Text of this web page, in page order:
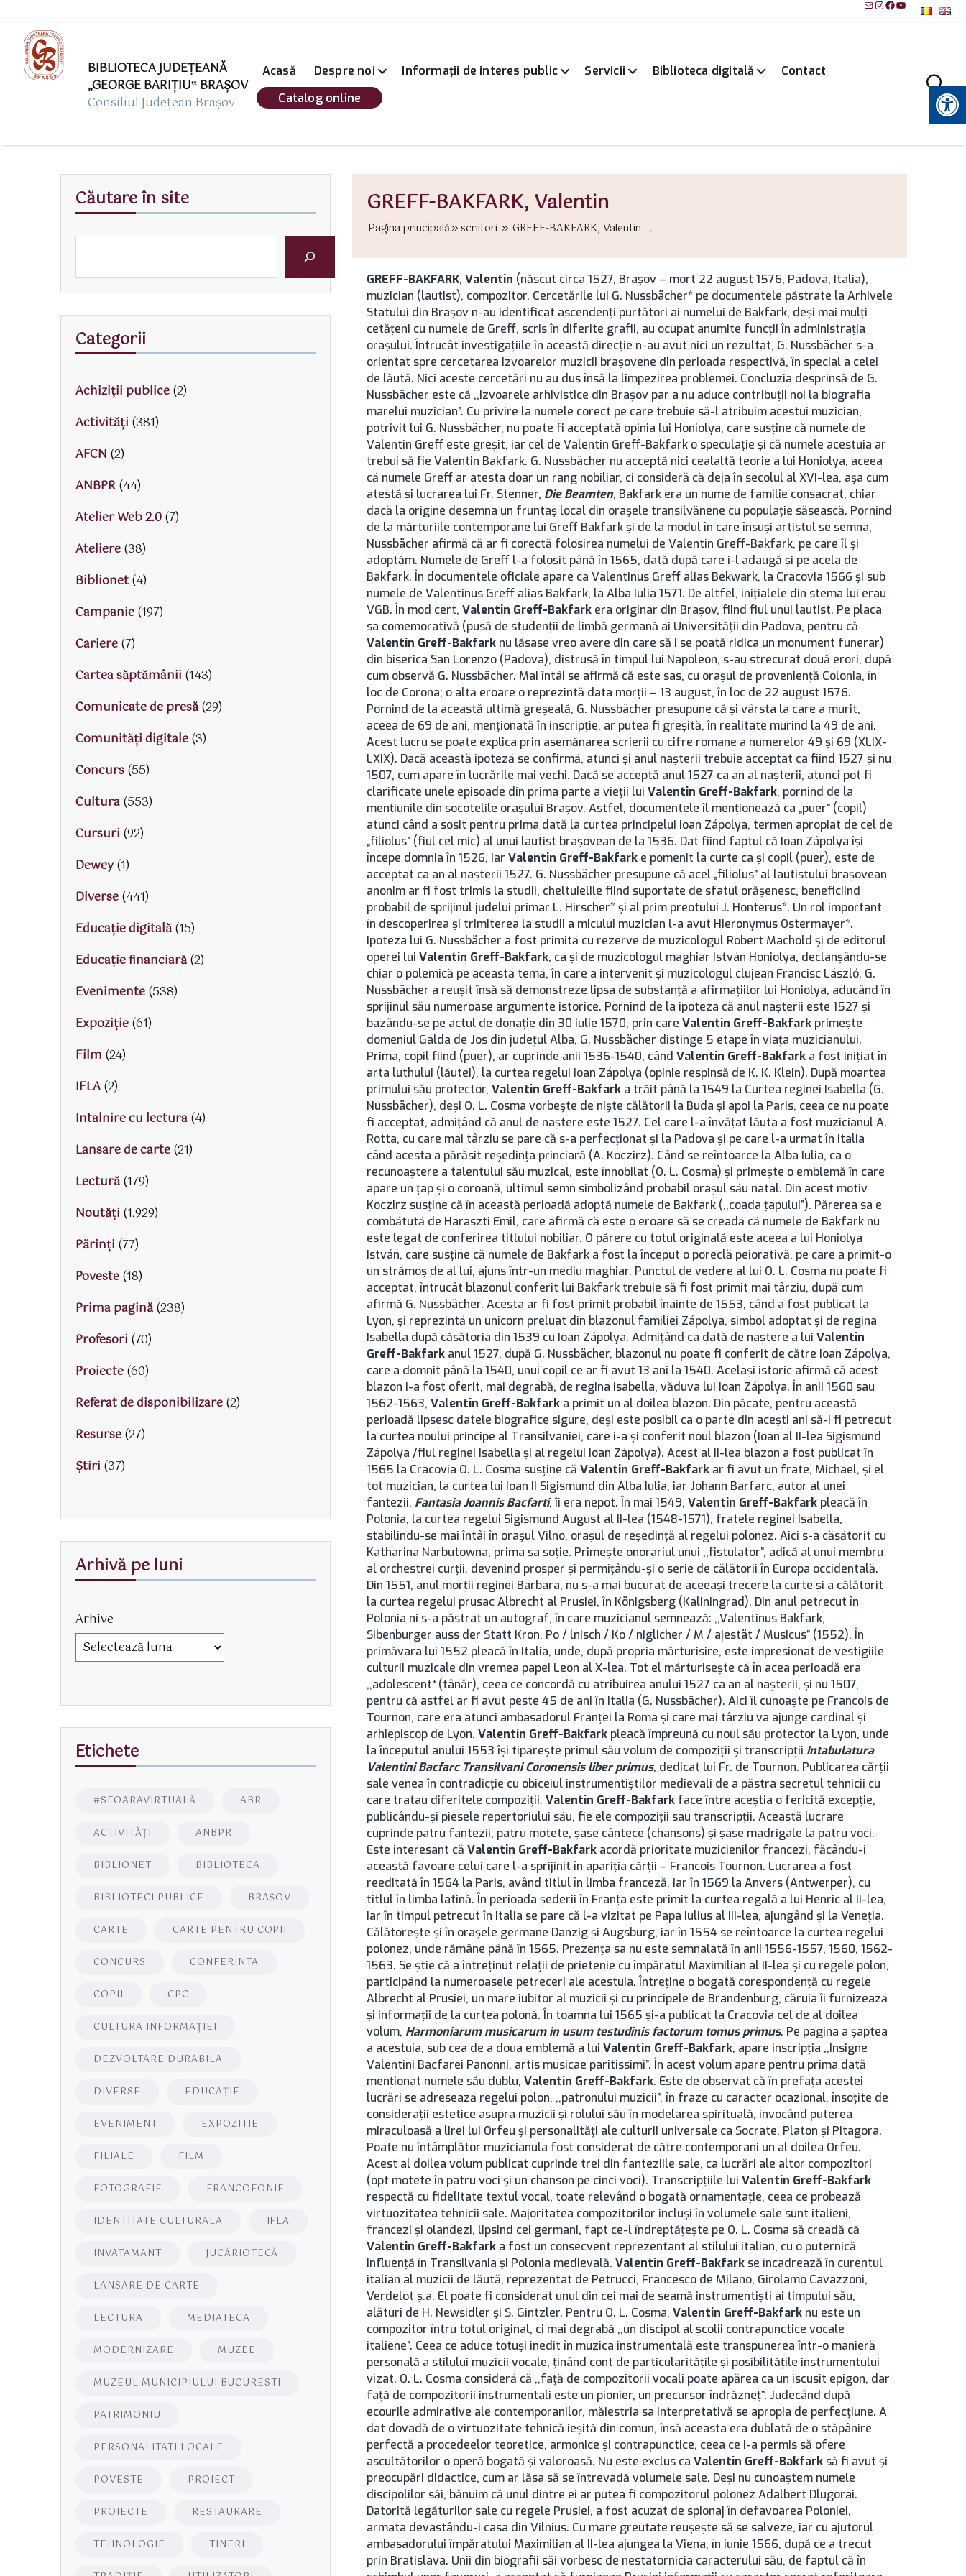
MailInstagram
Facebook
YouTube
BIBLIOTECA JUDEȚEANĂ
„GEORGE BARIŢIU‟ BRAŞOV
Consiliul Județean Brașov
Acasă Despre noi Informații de interes public Servicii Biblioteca digitală
Contact
Catalog online
Instrumente pentru accesibilitate
GREFF-BAKFARK, Valentin
Pagina principală scriitori GREFF-BAKFARK, Valentin ...
GREFF-BAKFARK, Valentin (născut circa 1527, Brașov – mort 22 august 1576, Padova, Italia),
muzician (lautist), compozitor. Cercetările lui G. Nussbächer* pe documentele păstrate la Arhivele
Statului din Brașov n-au identificat ascendenţi purtători ai numelui de Bakfark, deşi mai mulţi
cetăţeni cu numele de Greff, scris în diferite grafii, au ocupat anumite funcţii în administraţia
oraşului. Întrucât investigaţiile în această direcţie n-au avut nici un rezultat, G. Nussbächer s-a
orientat spre cercetarea izvoarelor muzicii braşovene din perioada respectivă, în special a celei
de lăută. Nici aceste cercetări nu au dus însă la limpezirea problemei. Concluzia desprinsă de G.
Nussbächer este că ,,izvoarele arhivistice din Brașov par a nu aduce contribuţii noi la biografia
marelui muzician”. Cu privire la numele corect pe care trebuie să-l atribuim acestui muzician,
potrivit lui G. Nussbächer, nu poate fi acceptată opinia lui Honiolya, care susţine că numele de
Valentin Greff este greşit, iar cel de Valentin Greff-Bakfark o speculaţie şi că numele acestuia ar
trebui să fie Valentin Bakfark. G. Nussbächer nu acceptă nici cealaltă teorie a lui Honiolya, aceea
că numele Greff ar atesta doar un rang nobiliar, ci consideră că deja în secolul al XVI-lea, aşa cum
atestă şi lucrarea lui Fr. Stenner, Die Beamten, Bakfark era un nume de familie consacrat, chiar
dacă la origine desemna un fruntaş local din oraşele transilvănene cu populaţie săsească. Pornind
de la mărturiile contemporane lui Greff Bakfark şi de la modul în care însuşi artistul se semna,
Nussbächer afirmă că ar fi corectă folosirea numelui de Valentin Greff-Bakfark, pe care îl şi
adoptăm. Numele de Greff l-a folosit până în 1565, dată după care i-l adaugă şi pe acela de
Bakfark. În documentele oficiale apare ca Valentinus Greff alias Bekwark, la Cracovia 1566 şi sub
numele de Valentinus Greff alias Bakfark, la Alba Iulia 1571. De altfel, iniţialele din stema lui erau
VGB. În mod cert, Valentin Greff-Bakfark era originar din Brașov, fiind fiul unui lautist. Pe placa
sa comemorativă (pusă de studenţii de limbă germană ai Universității din Padova, pentru că
Valentin Greff-Bakfark nu lăsase vreo avere din care să i se poată ridica un monument funerar)
din biserica San Lorenzo (Padova), distrusă în timpul lui Napoleon, s-au strecurat două erori, după
cum observă G. Nussbächer. Mai întâi se afirmă că este sas, cu oraşul de provenienţă Colonia, în
loc de Corona; o altă eroare o reprezintă data morţii – 13 august, în loc de 22 august 1576.
Pornind de la această ultimă greşeală, G. Nussbächer presupune că şi vârsta la care a murit,
aceea de 69 de ani, menţionată în inscripţie, ar putea fi greşită, în realitate murind la 49 de ani.
Acest lucru se poate explica prin asemănarea scrierii cu cifre romane a numerelor 49 şi 69 (XLIX-
LXIX). Dacă această ipoteză se confirmă, atunci şi anul naşterii trebuie acceptat ca fiind 1527 şi nu
1507, cum apare în lucrările mai vechi. Dacă se acceptă anul 1527 ca an al naşterii, atunci pot fi
clarificate unele episoade din prima parte a vieţii lui Valentin Greff-Bakfark, pornind de la
menţiunile din socotelile oraşului Brașov. Astfel, documentele îl menţionează ca „puer” (copil)
atunci când a sosit pentru prima dată la curtea principelui Ioan Zápolya, termen apropiat de cel de
„filiolus” (fiul cel mic) al unui lautist braşovean de la 1536. Dat fiind faptul că Ioan Zápolya îşi
începe domnia în 1526, iar Valentin Greff-Bakfark e pomenit la curte ca şi copil (puer), este de
acceptat ca an al naşterii 1527. G. Nussbächer presupune că acel „filiolus” al lautistului braşovean
anonim ar fi fost trimis la studii, cheltuielile fiind suportate de sfatul orăşenesc, beneficiind
probabil de sprijinul judelui primar L. Hirscher* şi al prim preotului J. Honterus*. Un rol important
în descoperirea şi trimiterea la studii a micului muzician l-a avut Hieronymus Ostermayer*.
Ipoteza lui G. Nussbächer a fost primită cu rezerve de muzicologul Robert Machold şi de editorul
operei lui Valentin Greff-Bakfark, ca şi de muzicologul maghiar István Honiolya, declanşându-se
chiar o polemică pe această temă, în care a intervenit şi muzicologul clujean Francisc László. G.
Nussbächer a reuşit însă să demonstreze lipsa de substanţă a afirmaţiilor lui Honiolya, aducând în
sprijinul său numeroase argumente istorice. Pornind de la ipoteza că anul naşterii este 1527 şi
bazându-se pe actul de donaţie din 30 iulie 1570, prin care Valentin Greff-Bakfark primeşte
domeniul Galda de Jos din județul Alba, G. Nussbächer distinge 5 etape în viaţa muzicianului.
Prima, copil fiind (puer), ar cuprinde anii 1536-1540, când Valentin Greff-Bakfark a fost iniţiat în
arta luthului (lăutei), la curtea regelui Ioan Zápolya (opinie respinsă de K. K. Klein). După moartea
primului său protector, Valentin Greff-Bakfark a trăit până la 1549 la Curtea reginei Isabella (G.
Nussbächer), deşi O. L. Cosma vorbeşte de nişte călătorii la Buda şi apoi la Paris, ceea ce nu poate
fi acceptat, admiţând că anul de naştere este 1527. Cel care l-a învăţat lăuta a fost muzicianul A.
Rotta, cu care mai târziu se pare că s-a perfecţionat şi la Padova şi pe care l-a urmat în Italia
când acesta a părăsit reşedinţa princiară (A. Koczirz). Când se reîntoarce la Alba Iulia, ca o
recunoaştere a talentului său muzical, este înnobilat (O. L. Cosma) şi primeşte o emblemă în care
apare un ţap şi o coroană, ultimul semn simbolizând probabil oraşul său natal. Din acest motiv
Koczirz susţine că în această perioadă adoptă numele de Bakfark (,,coada ţapului”). Părerea sa e
combătută de Haraszti Emil, care afirmă că este o eroare să se creadă că numele de Bakfark nu
este legat de conferirea titlului nobiliar. O părere cu totul originală este aceea a lui Honiolya
István, care susţine că numele de Bakfark a fost la început o poreclă peiorativă, pe care a primit-o
un strămoş de al lui, ajuns într-un mediu maghiar. Punctul de vedere al lui O. L. Cosma nu poate fi
acceptat, întrucât blazonul conferit lui Bakfark trebuie să fi fost primit mai târziu, după cum
afirmă G. Nussbächer. Acesta ar fi fost primit probabil înainte de 1553, când a fost publicat la
Lyon, şi reprezintă un unicorn preluat din blazonul familiei Zápolya, simbol adoptat şi de regina
Isabella după căsătoria din 1539 cu Ioan Zápolya. Admiţând ca dată de naştere a lui Valentin
Greff-Bakfark anul 1527, după G. Nussbächer, blazonul nu poate fi conferit de către Ioan Zápolya,
care a domnit până la 1540, unui copil ce ar fi avut 13 ani la 1540. Acelaşi istoric afirmă că acest
blazon i-a fost oferit, mai degrabă, de regina Isabella, văduva lui Ioan Zápolya. În anii 1560 sau
1562-1563, Valentin Greff-Bakfark a primit un al doilea blazon. Din păcate, pentru această
perioadă lipsesc datele biografice sigure, deşi este posibil ca o parte din aceşti ani să-i fi petrecut
la curtea noului principe al Transilvaniei, care i-a şi conferit noul blazon (Ioan al II-lea Sigismund
Zápolya /fiul reginei Isabella şi al regelui Ioan Zápolya). Acest al II-lea blazon a fost publicat în
1565 la Cracovia O. L. Cosma susţine că Valentin Greff-Bakfark ar fi avut un frate, Michael, şi el
tot muzician, la curtea lui Ioan II Sigismund din Alba Iulia, iar Johann Barfarc, autor al unei
fantezii, Fantasia Joannis Bacfarti, îi era nepot. În mai 1549, Valentin Greff-Bakfark pleacă în
Polonia, la curtea regelui Sigismund August al II-lea (1548-1571), fratele reginei Isabella,
stabilindu-se mai întâi în oraşul Vilno, oraşul de reşedinţă al regelui polonez. Aici s-a căsătorit cu
Katharina Narbutowna, prima sa soţie. Primeşte onorariul unui ,,fistulator”, adică al unui membru
al orchestrei curţii, devenind prosper şi permiţându-şi o serie de călătorii în Europa occidentală.
Din 1551, anul morţii reginei Barbara, nu s-a mai bucurat de aceeaşi trecere la curte şi a călătorit
la curtea regelui prusac Albrecht al Prusiei, în Königsberg (Kaliningrad). Din anul petrecut în
Polonia ni s-a păstrat un autograf, în care muzicianul semnează: ,,Valentinus Bakfark,
Sibenburger auss der Statt Kron, Po / lnisch / Ko / niglicher / M / ajestät / Musicus” (1552). În
primăvara lui 1552 pleacă în Italia, unde, după propria mărturisire, este impresionat de vestigiile
culturii muzicale din vremea papei Leon al X-lea. Tot el mărturiseşte că în acea perioadă era
,,adolescent“ (tânăr), ceea ce concordă cu atribuirea anului 1527 ca an al naşterii, şi nu 1507,
pentru că astfel ar fi avut peste 45 de ani în Italia (G. Nussbächer). Aici îl cunoaşte pe Francois de
Tournon, care era atunci ambasadorul Franţei la Roma şi care mai târziu va ajunge cardinal şi
arhiepiscop de Lyon. Valentin Greff-Bakfark pleacă împreună cu noul său protector la Lyon, unde
la începutul anului 1553 îşi tipăreşte primul său volum de compoziţii şi transcripţii Intabulatura
Valentini Bacfarc Transilvani Coronensis liber primus, dedicat lui Fr. de Tournon. Publicarea cărţii
sale venea în contradicţie cu obiceiul instrumentiştilor medievali de a păstra secretul tehnicii cu
care tratau diferitele compoziţii. Valentin Greff-Bakfark face între aceştia o fericită excepţie,
publicându-şi piesele repertoriului său, fie ele compoziţii sau transcripţii. Această lucrare
cuprinde patru fantezii, patru motete, şase cântece (chansons) şi şase madrigale la patru voci.
Este interesant că Valentin Greff-Bakfark acordă prioritate muzicienilor francezi, făcându-i
această favoare celui care l-a sprijinit în apariţia cărţii – Francois Tournon. Lucrarea a fost
reeditată în 1564 la Paris, având titlul în limba franceză, iar în 1569 la Anvers (Antwerper), cu
titlul în limba latină. În perioada şederii în Franţa este primit la curtea regală a lui Henric al II-lea,
iar în timpul petrecut în Italia se pare că l-a vizitat pe Papa Iulius al III-lea, ajungând şi la Veneţia.
Călătoreşte şi în oraşele germane Danzig şi Augsburg, iar în 1554 se reîntoarce la curtea regelui
polonez, unde rămâne până în 1565. Prezenţa sa nu este semnalată în anii 1556-1557, 1560, 1562-
1563. Se ştie că a întreţinut relaţii de prietenie cu împăratul Maximilian al II-lea şi cu regele polon,
participând la numeroasele petreceri ale acestuia. Întreţine o bogată corespondenţă cu regele
Albrecht al Prusiei, un mare iubitor al muzicii şi cu principele de Brandenburg, căruia îi furnizează
şi informaţii de la curtea polonă. În toamna lui 1565 şi-a publicat la Cracovia cel de al doilea
volum, Harmoniarum musicarum in usum testudinis factorum tomus primus. Pe pagina a şaptea
a acestuia, sub cea de a doua emblemă a lui Valentin Greff-Bakfark, apare inscripţia ,,Insigne
Valentini Bacfarei Panonni, artis musicae paritissimi”. În acest volum apare pentru prima dată
menţionat numele său dublu, Valentin Greff-Bakfark. Este de observat că în prefaţa acestei
lucrări se adresează regelui polon, ,,patronului muzicii”, în fraze cu caracter ocazional, însoţite de
consideraţii estetice asupra muzicii şi rolului său în modelarea spirituală, invocând puterea
miraculoasă a lirei lui Orfeu şi personalităţi ale culturii universale ca Socrate, Platon şi Pitagora.
Poate nu întâmplător muzicianula fost considerat de către contemporani un al doilea Orfeu.
Acest al doilea volum publicat cuprinde trei din fanteziile sale, ca lucrări ale altor compozitori
(opt motete în patru voci şi un chanson pe cinci voci). Transcripţiile lui Valentin Greff-Bakfark
respectă cu fidelitate textul vocal, toate relevând o bogată ornamentaţie, ceea ce probează
virtuozitatea tehnicii sale. Majoritatea compozitorilor incluşi în volumele sale sunt italieni,
francezi şi olandezi, lipsind cei germani, fapt ce-l îndreptăţeşte pe O. L. Cosma să creadă că
Valentin Greff-Bakfark a fost un consecvent reprezentant al stilului italian, cu o puternică
influenţă în Transilvania şi Polonia medievală. Valentin Greff-Bakfark se încadrează în curentul
italian al muzicii de lăută, reprezentat de Petrucci, Francesco de Milano, Girolamo Cavazzoni,
Verdelot ş.a. El poate fi considerat unul din cei mai de seamă instrumentişti ai timpului său,
alături de H. Newsidler şi S. Gintzler. Pentru O. L. Cosma, Valentin Greff-Bakfark nu este un
compozitor întru totul original, ci mai degrabă ,,un discipol al şcolii contrapunctice vocale
italiene”. Ceea ce aduce totuşi inedit în muzica instrumentală este transpunerea într-o manieră
personală a stilului muzicii vocale, ţinând cont de particularităţile şi posibilităţile instrumentului
vizat. O. L. Cosma consideră că ,,faţă de compozitorii vocali poate apărea ca un iscusit epigon, dar
faţă de compozitorii instrumentali este un pionier, un precursor îndrăzneţ”. Judecând după
ecourile admirative ale contemporanilor, măiestria sa interpretativă se apropia de perfecţiune. A
dat dovadă de o virtuozitate tehnică ieşită din comun, însă aceasta era dublată de o stăpânire
perfectă a procedeelor teoretice, armonice şi contrapunctice, ceea ce i-a permis să ofere
ascultătorilor o operă bogată şi valoroasă. Nu este exclus ca Valentin Greff-Bakfark să fi avut şi
preocupări didactice, cum ar lăsa să se întrevadă volumele sale. Deşi nu cunoaştem numele
discipolilor săi, bănuim că unul dintre ei ar putea fi compozitorul polonez Adalbert Dlugorai.
Datorită legăturilor sale cu regele Prusiei, a fost acuzat de spionaj în defavoarea Poloniei,
armata devastându-i casa din Vilnius. Cu mare greutate reuşeşte să se salveze, iar cu ajutorul
ambasadorului împăratului Maximilian al II-lea ajungea la Viena, în iunie 1566, după ce a trecut
prin Bratislava. Unii din biografii săi vorbesc de nestatornicia caracterului său, de faptul că în
Căutare în site
Categorii
Achiziții publice(2)
Activităţi (381)
AFCN (2)
ANBPR(44)
Atelier Web 2.0(7)
Ateliere(38)
Biblionet(4)
Campanie(197)
Cariere(7)
Cartea săptămânii (143)
Comunicate de presă(29)
Comunități digitale(3)
Concurs(55)
Cultura(553)
Cursuri (92)
Dewey(1)
Diverse(441)
Educaţie digitală(15)
Educaţie financiară(2)
Evenimente(538)
Expoziție(61)
Film (24)
IFLA(2)
Intalnire cu lectura(4)
Lansare de carte(21)
Lectură(179)
Noutăți (1.929)
Părinţi (77)
Poveste(18)
Prima pagină(238)
Profesori (70)
Proiecte(60)
Referat de disponibilizare(2)
Resurse(27)
Știri (37)
Arhivă pe luni
Arhive
Etichete
#SFOARAVIRTUALĂ ABR
ACTIVITĂŢI ANBPR
BIBLIONET BIBLIOTECA
BIBLIOTECI PUBLICE BRAŞOV
CARTE CARTE PENTRU COPII
CONCURS CONFERINTA
COPII CPC
CULTURA INFORMAŢIEI
DEZVOLTARE DURABILA
DIVERSE EDUCAŢIE
EVENIMENT EXPOZITIE
FILIALE FILM
FOTOGRAFIE FRANCOFONIE
IDENTITATE CULTURALA IFLA
INVATAMANT JUCĂRIOTECĂ
LANSARE DE CARTE
LECTURA MEDIATECA
MODERNIZARE MUZEE
MUZEUL MUNICIPIULUI BUCURESTI
PATRIMONIU
PERSONALITATI LOCALE
POVESTE PROIECT
PROIECTE RESTAURARE
TEHNOLOGIE TINERI